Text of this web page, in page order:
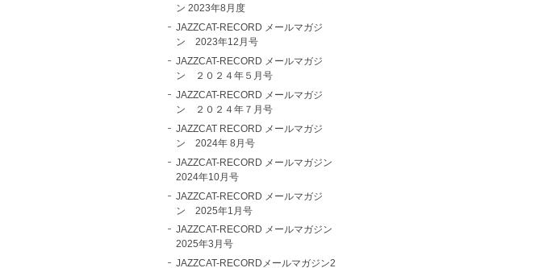
ン 2023年8月度
JAZZCAT-RECORD メールマガジ
ン 2023年12月号
JAZZCAT-RECORD メールマガジ
ン ２０２４年５月号
JAZZCAT-RECORD メールマガジ
ン ２０２４年７月号
JAZZCAT RECORD メールマガジ
ン 2024年 8月号
JAZZCAT-RECORD メールマガジン
2024年10月号
JAZZCAT-RECORD メールマガジ
ン 2025年1月号
JAZZCAT-RECORD メールマガジン
2025年3月号
JAZZCAT-RECORDメールマガジン2